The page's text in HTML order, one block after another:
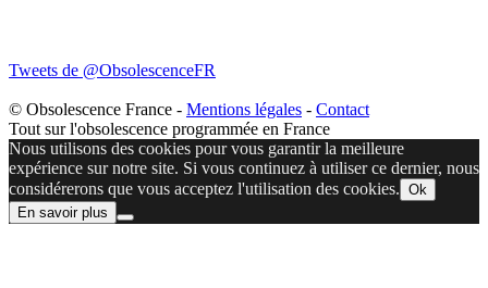
Tweets de @ObsolescenceFR
© Obsolescence France - Mentions légales - Contact
Tout sur l'obsolescence programmée en France
Nous utilisons des cookies pour vous garantir la meilleure
expérience sur notre site. Si vous continuez à utiliser ce dernier, nous
considérerons que vous acceptez l'utilisation des cookies. Ok
En savoir plus